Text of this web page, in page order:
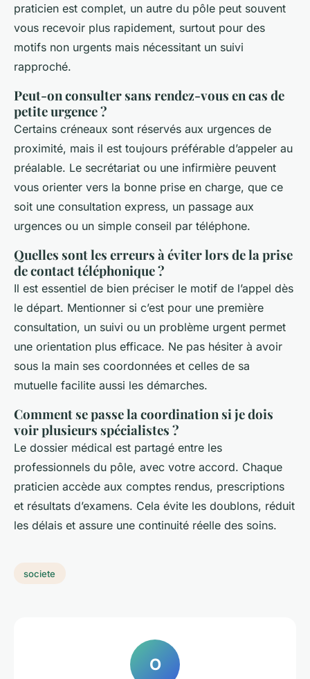
praticien est complet, un autre du pôle peut souvent
vous recevoir plus rapidement, surtout pour des
motifs non urgents mais nécessitant un suivi
rapproché.
Peut-on consulter sans rendez-vous en cas de
petite urgence ?
Certains créneaux sont réservés aux urgences de
proximité, mais il est toujours préférable d’appeler au
préalable. Le secrétariat ou une infirmière peuvent
vous orienter vers la bonne prise en charge, que ce
soit une consultation express, un passage aux
urgences ou un simple conseil par téléphone.
Quelles sont les erreurs à éviter lors de la prise
de contact téléphonique ?
Il est essentiel de bien préciser le motif de l’appel dès
le départ. Mentionner si c’est pour une première
consultation, un suivi ou un problème urgent permet
une orientation plus efficace. Ne pas hésiter à avoir
sous la main ses coordonnées et celles de sa
mutuelle facilite aussi les démarches.
Comment se passe la coordination si je dois
voir plusieurs spécialistes ?
Le dossier médical est partagé entre les
professionnels du pôle, avec votre accord. Chaque
praticien accède aux comptes rendus, prescriptions
et résultats d’examens. Cela évite les doublons, réduit
les délais et assure une continuité réelle des soins.
societe
O